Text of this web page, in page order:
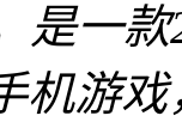
是一
机游